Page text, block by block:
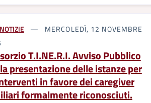
MERCOLEDÌ, 12 NOVEMBRE
T.I.NE.R.I. Avviso Pubblico
presentazione delle istanze per
in favore dei caregiver
formalmente riconosciuti.